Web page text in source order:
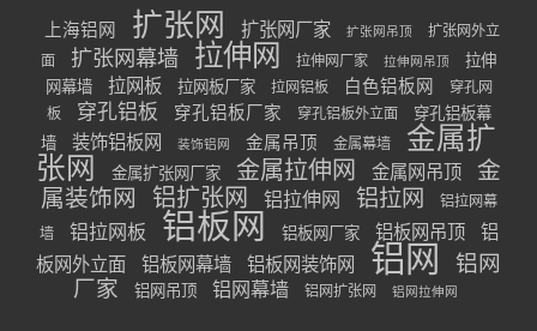
上海铝网 扩张网 扩张网厂家 扩张网吊顶
扩张网外立
面
扩张网幕墙 拉伸网 拉伸网厂家 拉伸网吊顶
拉伸
网幕墙
拉网板 拉网板厂家 拉网铝板 白色铝板网
穿孔网
板
穿孔铝板 穿孔铝板厂家 穿孔铝板外立面
穿孔铝板幕
墙
装饰铝板网 装饰铝网 金属吊顶 金属幕墙
金属扩
张网
金属扩张网厂家 金属拉伸网 金属网吊顶
金
属装饰网
铝扩张网 铝拉伸网 铝拉网
铝拉网幕
墙
铝拉网板 铝板网 铝板网厂家 铝板网吊顶
铝
板网外立面
铝板网幕墙 铝板网装饰网 铝网
铝网
厂家
铝网吊顶 铝网幕墙 铝网扩张网 铝网拉伸网